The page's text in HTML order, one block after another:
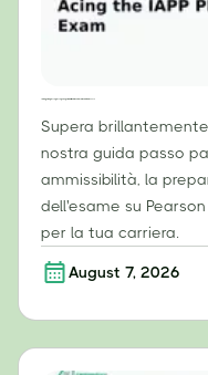
Supera
nostra guida passo
ammissibilità, la
dell'esame su
per la tua carriera.
August 7, 2026